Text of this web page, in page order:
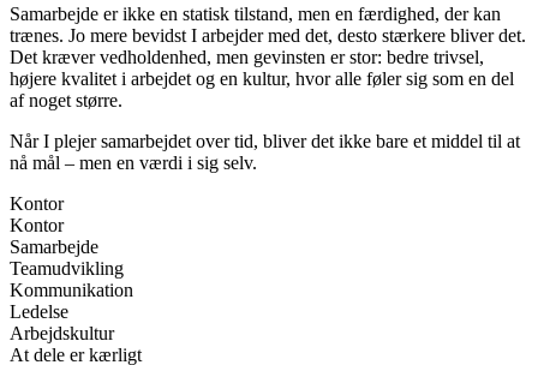
Samarbejde er ikke en statisk tilstand, men en færdighed, der kan
trænes. Jo mere bevidst I arbejder med det, desto stærkere bliver det.
Det kræver vedholdenhed, men gevinsten er stor: bedre trivsel,
højere kvalitet i arbejdet og en kultur, hvor alle føler sig som en del
af noget større.
Når I plejer samarbejdet over tid, bliver det ikke bare et middel til at
nå mål – men en værdi i sig selv.
Kontor
Kontor
Samarbejde
Teamudvikling
Kommunikation
Ledelse
Arbejdskultur
At dele er kærligt